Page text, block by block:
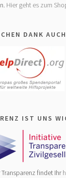
Hier geht es zum
DANK
IST UNS
findet Ihr